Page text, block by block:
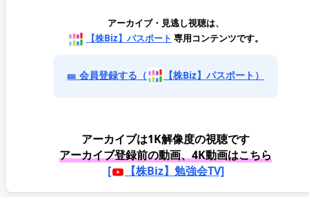
アーカイブ・見逃し視聴は、
【株Biz】パスポート 専用コンテンツです。
🎫 会員登録する（ 【株Biz】パスポート）
アーカイブは1K解像度の視聴です
アーカイブ登録前の動画、4K動画はこちら
[
【株Biz】勉強会TV]